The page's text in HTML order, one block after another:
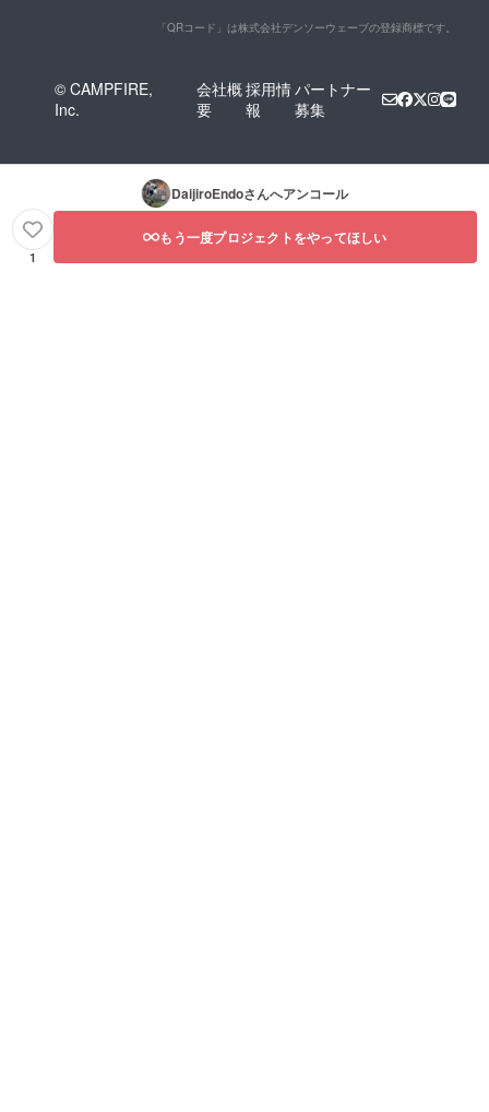
「QRコード」は株式会社デンソーウェーブの登録商標です。
© CAMPFIRE,
Inc.
会社概
要
採用情
報
パートナー
募集
DaijiroEndoさんへアンコール
1
もう一度プロジェクトをやってほしい